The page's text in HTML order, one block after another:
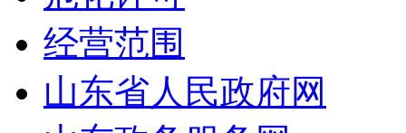
经营范围
山东省人民政府网